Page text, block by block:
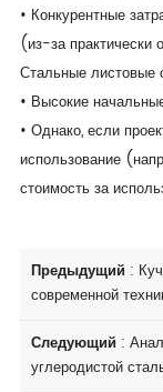
• Конкурентные
(из-за практически
Стальные листовые
• Высокие
• Однако, если
использование
стоимость за
Предыдущий :
современной
Следующий :
углеродистой